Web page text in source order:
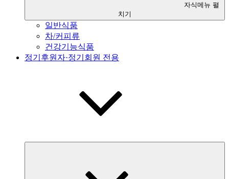
자식메뉴 펼
치기
일반식품
차/커피류
건강기능식품
정기후원자·정기회원 전용